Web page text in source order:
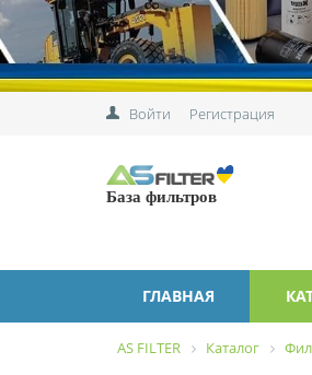
Войти Регистрация
База фильтров
ГЛАВНАЯ
AS FILTER Каталог